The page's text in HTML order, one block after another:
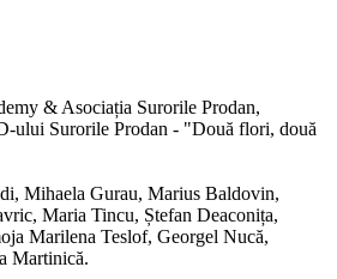
& Asociația Surorile Prodan,
ului Surorile Prodan - "Două flori, două
Mihaela Gurau, Marius Baldovin,
Maria Tincu, Ștefan Deaconița,
Marilena Teslof, Georgel Nucă,
Martinică.